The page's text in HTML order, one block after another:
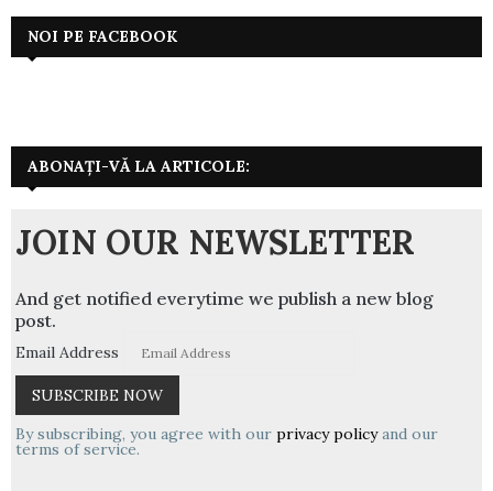
NOI PE FACEBOOK
ABONAȚI-VĂ LA ARTICOLE:
JOIN OUR NEWSLETTER
And get notified everytime we publish a new blog
post.
Email Address
By subscribing, you agree with our privacy policyand our
terms of service.